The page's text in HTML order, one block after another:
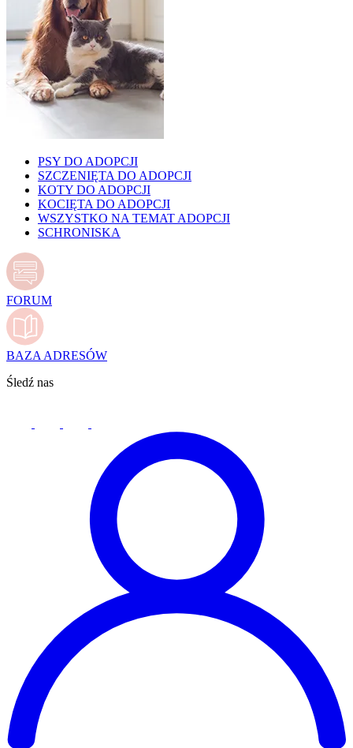
PSY DO ADOPCJI
SZCZENIĘTA DO ADOPCJI
KOTY DO ADOPCJI
KOCIĘTA DO ADOPCJI
WSZYSTKO NA TEMAT ADOPCJI
SCHRONISKA
FORUM
BAZA ADRESÓW
Śledź nas